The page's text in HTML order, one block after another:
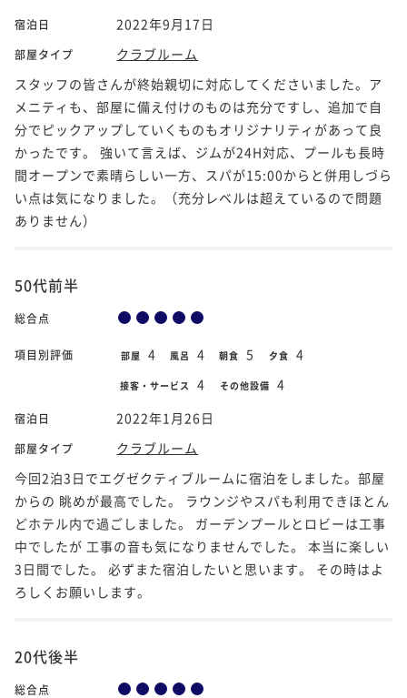
宿泊日 2022年9月17日
部屋タイプ
クラブルーム
スタッフの皆さんが終始親切に対応してくださいました。ア
メニティも、部屋に備え付けのものは充分ですし、追加で自
分でピックアップしていくものもオリジナリティがあって良
かったです。 強いて言えば、ジムが24H対応、プールも長時
間オープンで素晴らしい一方、スパが15:00からと併用しづら
い点は気になりました。（充分レベルは超えているので問題
ありません）
50代前半
総合点
項目別評価 部屋 4 風呂 4 朝食 5 夕食 4
接客・サービス 4 その他設備 4
宿泊日 2022年1月26日
部屋タイプ
クラブルーム
今回2泊3日でエグゼクティブルームに宿泊をしました。部屋
からの 眺めが最高でした。 ラウンジやスパも利用できほとん
どホテル内で過ごしました。 ガーデンプールとロビーは工事
中でしたが 工事の音も気になりませんでした。 本当に楽しい
3日間でした。 必ずまた宿泊したいと思います。 その時はよ
ろしくお願いします。
20代後半
総合点